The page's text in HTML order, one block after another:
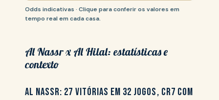
Odds indicativas · Clique para conferir os valores em
tempo real em cada casa.
Al Nassr x Al Hilal: estatísticas e
contexto
AL NASSR: 27 VITÓRIAS EM 32 JOGOS, CR7 COM